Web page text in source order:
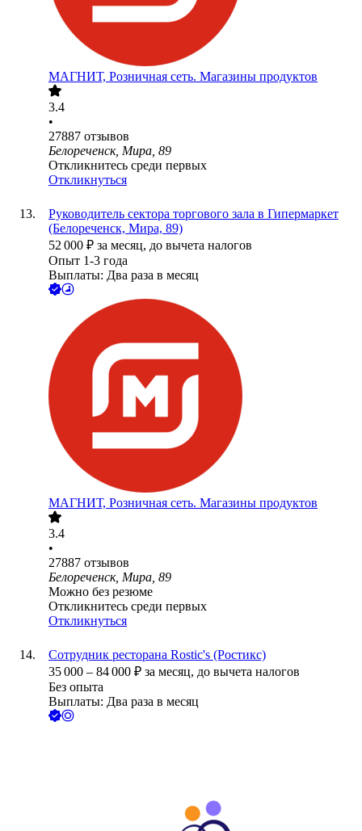
МАГНИТ, Розничная сеть. Магазины продуктов
3.4
•
27887 отзывов
Белореченск, Мира, 89
Откликнитесь среди первых
Откликнуться
Руководитель сектора торгового зала в Гипермаркет
(Белореченск, Мира, 89)
52 000 ₽ за месяц, до вычета налогов
Опыт 1-3 года
Выплаты: Два раза в месяц
МАГНИТ, Розничная сеть. Магазины продуктов
3.4
•
27887 отзывов
Белореченск, Мира, 89
Можно без резюме
Откликнитесь среди первых
Откликнуться
Сотрудник ресторана Rostic's (Ростикс)
35 000 – 84 000 ₽ за месяц, до вычета налогов
Без опыта
Выплаты: Два раза в месяц